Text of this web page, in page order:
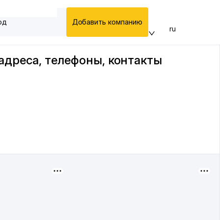
Добавить компанию
ru
телефоны, контакты